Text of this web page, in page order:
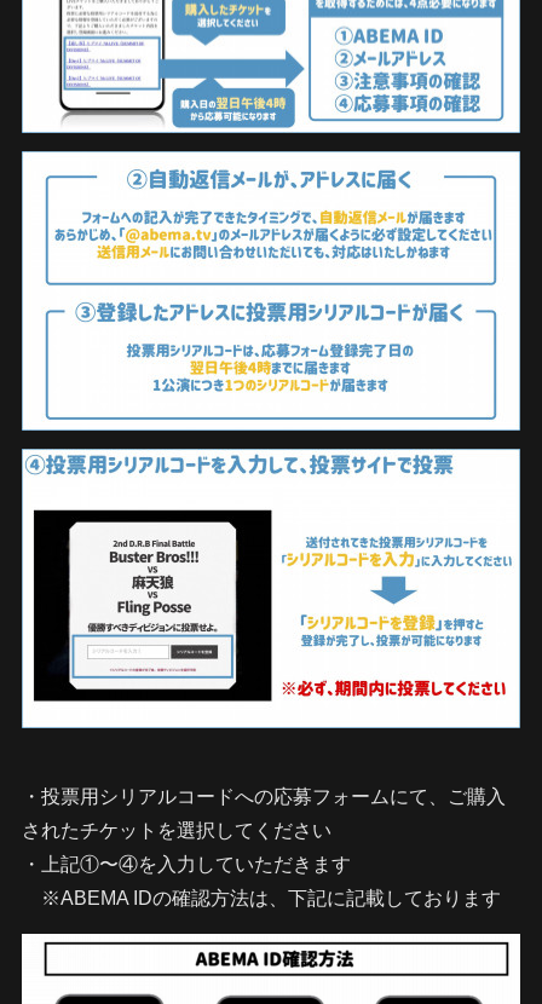
・投票用シリアルコードへの応募フォームにて、ご購入
されたチケットを選択してください
・上記①〜④を入力していただきます
※ABEMA IDの確認方法は、下記に記載しております